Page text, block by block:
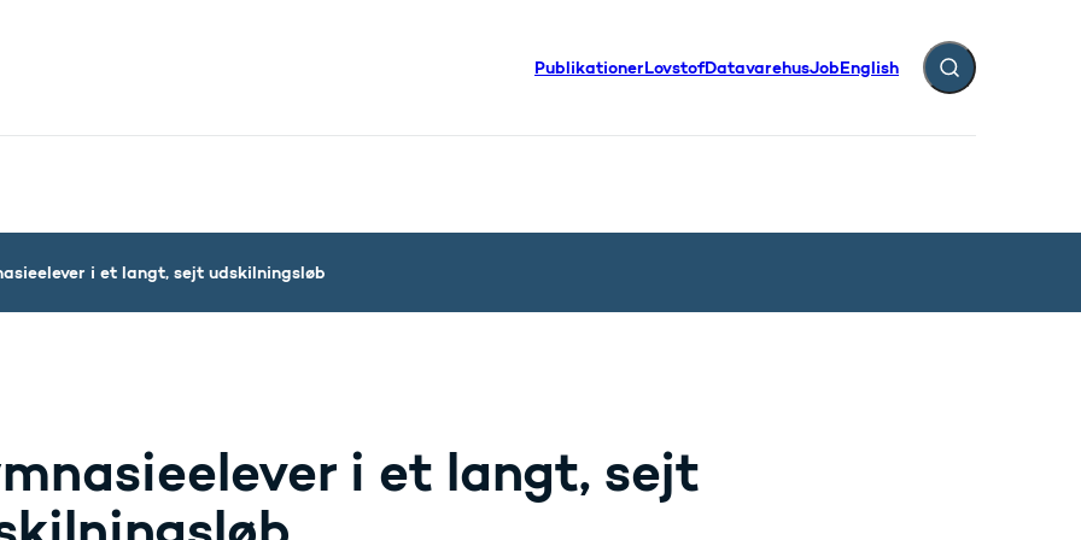
PublikationerLovstofDatavarehusJobEnglish Fold søgefelt ud
links- Flere links
i et langt, sejt udskilningsløb
i et langt, sejt